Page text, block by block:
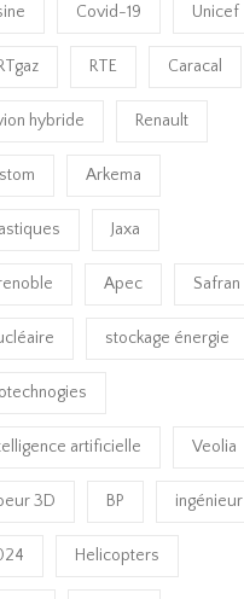
Covid-19 Unicef
RTE Caracal
hybride Renault
Arkema
Jaxa
Apec Safran
stockage énergie
artificielle Veolia
3D BP ingénieur
Helicopters